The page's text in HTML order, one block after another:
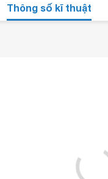
Thông số kĩ thuật